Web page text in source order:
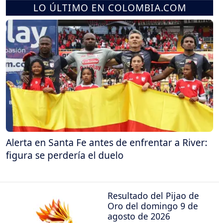
LO ÚLTIMO EN COLOMBIA.COM
Alerta en Santa Fe antes de enfrentar a River:
figura se perdería el duelo
Resultado del Pijao de
Oro del domingo 9 de
agosto de 2026